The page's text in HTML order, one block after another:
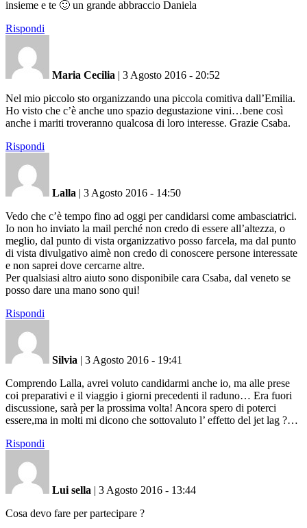
insieme e te 🙂 un grande abbraccio Daniela
Rispondi
Maria Cecilia | 3 Agosto 2016 - 20:52
Nel mio piccolo sto organizzando una piccola comitiva dall’Emilia.
Ho visto che c’è anche uno spazio degustazione vini…bene così
anche i mariti troveranno qualcosa di loro interesse. Grazie Csaba.
Rispondi
Lalla | 3 Agosto 2016 - 14:50
Vedo che c’è tempo fino ad oggi per candidarsi come ambasciatrici.
Io non ho inviato la mail perché non credo di essere all’altezza, o
meglio, dal punto di vista organizzativo posso farcela, ma dal punto
di vista divulgativo aimè non credo di conoscere persone interessate
e non saprei dove cercarne altre.
Per qualsiasi altro aiuto sono disponibile cara Csaba, dal veneto se
posso dare una mano sono qui!
Rispondi
Silvia | 3 Agosto 2016 - 19:41
Comprendo Lalla, avrei voluto candidarmi anche io, ma alle prese
coi preparativi e il viaggio i giorni precedenti il raduno… Era fuori
discussione, sarà per la prossima volta! Ancora spero di poterci
essere,ma in molti mi dicono che sottovaluto l’ effetto del jet lag ?…
Rispondi
Lui sella | 3 Agosto 2016 - 13:44
Cosa devo fare per partecipare ?